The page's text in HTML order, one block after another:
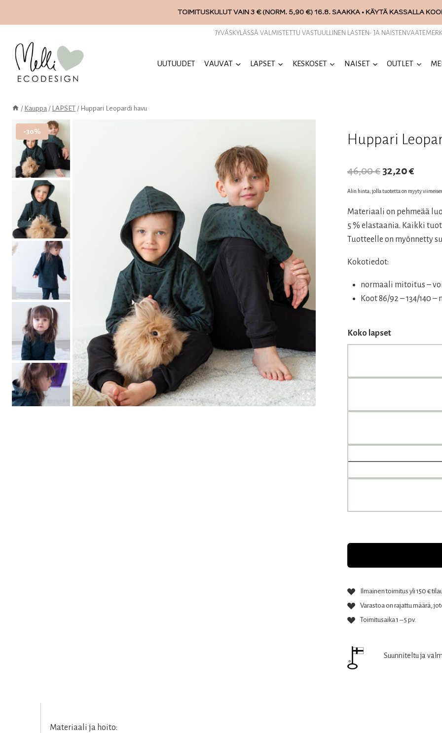
TOIMITUSKULUT VAIN 3 € (NORM. 5,90 €) 16.8. SAAKKA • KÄYTÄ KASSALLA
JYVÄSKYLÄSSÄ VALMISTETTU VASTUULLINEN LASTEN- JA
UUTUUDET VAUVAT LAPSET KESKOSET NAISET OUTLET
/ Kauppa / LAPSET / Huppari Leopardi havu
-30% Huppari
46,00€
hinta
oli:
46,00 €.
32,20€
hinta
on:
32,20
Alin hinta, jolla tuotetta on myyty
Materiaali on pehmeää
5 % elastaania. Kaikki
Tuotteelle on myönnetty
Kokotiedot:
normaali mitoitus –
Koot 86/92 – 134/140
Koko lapset
Ilmainen toimitus yli 150 €
Varastoa on rajattu määrä,
Toimitusaika 1 – 5 pv.
Suunniteltu ja
Materiaali ja hoito: